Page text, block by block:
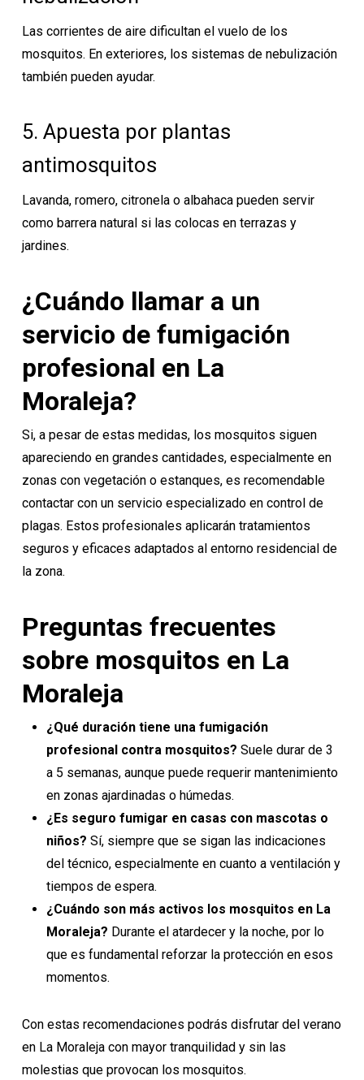
Las corrientes de aire dificultan el vuelo de los
mosquitos. En exteriores, los sistemas de nebulización
también pueden ayudar.
5. Apuesta por plantas
antimosquitos
Lavanda, romero, citronela o albahaca pueden servir
como barrera natural si las colocas en terrazas y
jardines.
¿Cuándo llamar a un
servicio de fumigación
profesional en La
Moraleja?
Si, a pesar de estas medidas, los mosquitos siguen
apareciendo en grandes cantidades, especialmente en
zonas con vegetación o estanques, es recomendable
contactar con un servicio especializadoen control de
plagas. Estos profesionales aplicarán tratamientos
seguros y eficaces adaptados al entorno residencial de
la zona.
Preguntas frecuentes
sobre mosquitos en La
Moraleja
¿Qué duración tiene una fumigación
profesional contra mosquitos? Suele durar de 3
a 5 semanas, aunque puede requerir mantenimiento
en zonas ajardinadas o húmedas.
¿Es seguro fumigar en casas con mascotas o
niños? Sí, siempre que se sigan las indicaciones
del técnico, especialmente en cuanto a ventilación y
tiempos de espera.
¿Cuándo son más activos los mosquitos en La
Moraleja? Durante el atardecer y la noche, por lo
que es fundamental reforzar la protección en esos
momentos.
Con estas recomendaciones podrás disfrutar del verano
en La Moraleja con mayor tranquilidad y sin las
molestias que provocan los mosquitos.